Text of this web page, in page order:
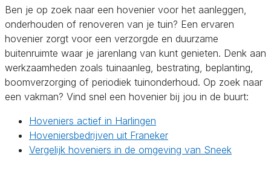
Ben je op zoek naar een hovenier voor het aanleggen,
onderhouden of renoveren van je tuin? Een ervaren
hovenier zorgt voor een verzorgde en duurzame
buitenruimte waar je jarenlang van kunt genieten. Denk aan
werkzaamheden zoals tuinaanleg, bestrating, beplanting,
boomverzorging of periodiek tuinonderhoud. Op zoek naar
een vakman? Vind snel een hovenier bij jou in de buurt:
Hoveniers actief in Harlingen
Hoveniersbedrijven uit Franeker
Vergelijk hoveniers in de omgeving van Sneek